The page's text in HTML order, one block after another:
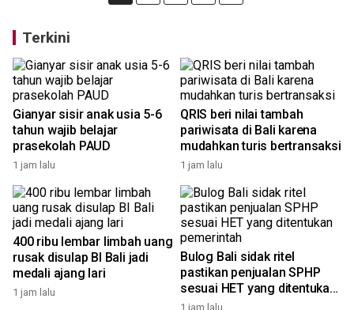
Terkini
Gianyar sisir anak usia 5-6
tahun wajib belajar
prasekolah PAUD
1 jam lalu
QRIS beri nilai tambah
pariwisata di Bali karena
mudahkan turis bertransaksi
1 jam lalu
400 ribu lembar limbah uang
rusak disulap BI Bali jadi
medali ajang lari
1 jam lalu
Bulog Bali sidak ritel
pastikan penjualan SPHP
sesuai HET yang ditentukan
pemerintah
1 jam lalu